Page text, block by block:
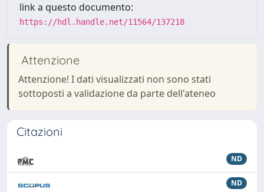
link a questo documento:
https://hdl.handle.net/11564/137218
Attenzione
Attenzione! I dati visualizzati non sono stati
sottoposti a validazione da parte dell'ateneo
Citazioni
ND
ND